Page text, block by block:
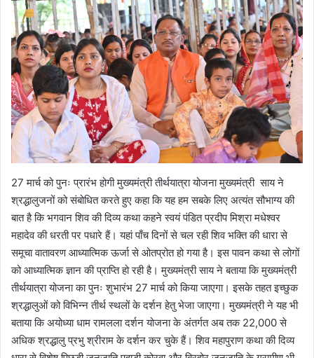
27 मार्च को पुनः प्रारंभ होगी मुख्यमंत्री तीर्थयात्रा योजना मुख्यमंत्री साय ने
श्रद्धालुजनों को संबोधित करते हुए कहा कि यह हम सबके लिए अत्यंत सौभाग्य की
बात है कि भगवान शिव की दिव्य कथा कहने स्वयं पंडित प्रदीप मिश्रा मधेश्वर
महादेव की धरती पर पधारे हैं। यहां पाँच दिनों से चल रही शिव भक्ति की धारा से
समूचा वातावरण आध्यात्मिक ऊर्जा से ओतप्रोत हो गया है। इस पावन कथा से लोगों
को आध्यात्मिक ज्ञान की प्राप्ति हो रही है। मुख्यमंत्री साय ने बताया कि मुख्यमंत्री
तीर्थयात्रा योजना का पुनः शुभारंभ 27 मार्च को किया जाएगा। इसके तहत इच्छुक
श्रद्धालुओं को विभिन्न तीर्थ स्थलों के दर्शन हेतु भेजा जाएगा। मुख्यमंत्री ने यह भी
बताया कि अयोध्या धाम रामलला दर्शन योजना के अंतर्गत अब तक 22,000 से
अधिक श्रद्धालु प्रभु श्रीराम के दर्शन कर चुके हैं। शिव महापुराण कथा की दिव्य